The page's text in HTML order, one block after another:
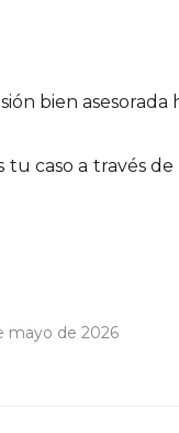
bien
tu caso a través de
mayo de 2026